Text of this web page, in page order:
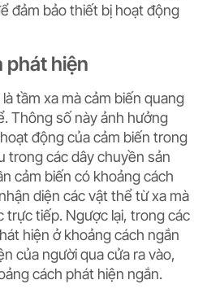
đảm bảo thiết bị hoạt động
phát hiện
tầm xa mà cảm biến quang
Thông số này ảnh hưởng
động của cảm biến trong
trong các dây chuyền sản
cảm biến có khoảng cách
diện các vật thể từ xa mà
trực tiếp. Ngược lại, trong các
hiện ở khoảng cách ngắn
của người qua cửa ra vào,
cách phát hiện ngắn.